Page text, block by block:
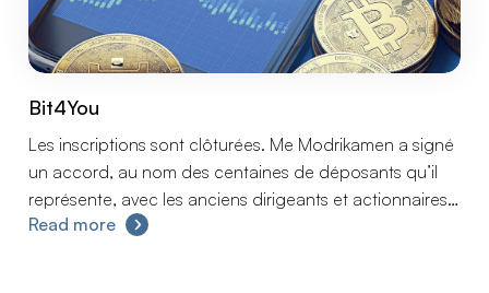
Bit4You
Les inscriptions sont clôturées. Me Modrikamen a signé
un accord, au nom des centaines de déposants qu’il
représente, avec les anciens dirigeants et actionnaires
de BIT4YOU permettant le remboursement rapide des
Read more